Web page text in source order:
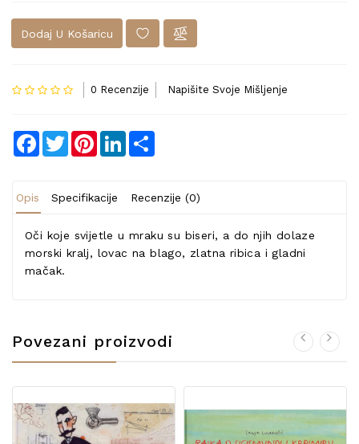
Dodaj U Košaricu
0 Recenzije Napišite Svoje Mišljenje
Facebook
TwitterPinterestLinkedIn
Opis Specifikacije Recenzije (0)
Oči koje svijetle u mraku su biseri, a do njih dolaze
morski kralj, lovac na blago, zlatna ribica i gladni
mačak.
Povezani proizvodi